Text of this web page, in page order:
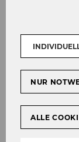
Alle
bis C1
NUR
ALLE